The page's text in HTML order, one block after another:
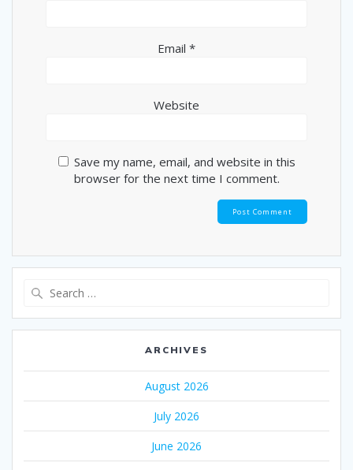
Email *
Website
Save my name, email, and website in this
browser for the next time I comment.
ARCHIVES
August 2026
July 2026
June 2026